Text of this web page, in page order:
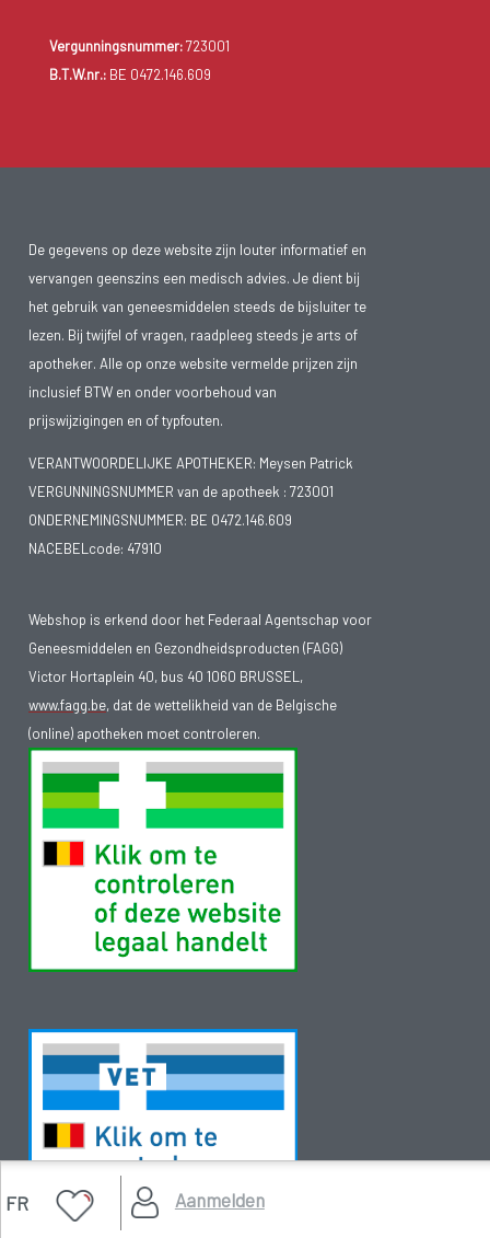
FR Aanmelden
Vergunningsnummer:723001
B.T.W.nr.:BE 0472.146.609
De gegevens op deze website zijn louter informatief en
vervangen geenszins een medisch advies. Je dient bij
het gebruik van geneesmiddelen steeds de bijsluiter te
lezen. Bij twijfel of vragen, raadpleeg steeds je arts of
apotheker. Alle op onze website vermelde prijzen zijn
inclusief BTW en onder voorbehoud van
prijswijzigingen en of typfouten.
VERANTWOORDELIJKE APOTHEKER: Meysen Patrick
VERGUNNINGSNUMMER van de apotheek : 723001
ONDERNEMINGSNUMMER: BE 0472.146.609
NACEBELcode: 47910
Webshop is erkend door het Federaal Agentschap voor
Geneesmiddelen en Gezondheidsproducten (FAGG)
Victor Hortaplein 40, bus 40 1060 BRUSSEL,
www.fagg.be, dat de wettelikheid van de Belgische
(online) apotheken moet controleren.